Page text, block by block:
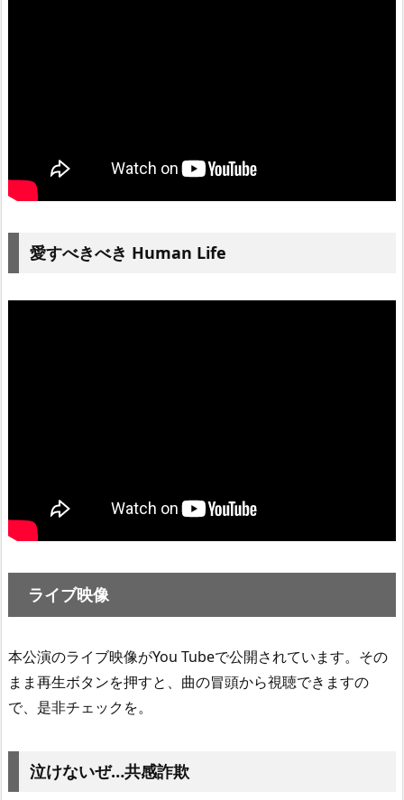
愛すべきべき Human Life
ライブ映像
本公演のライブ映像がYou Tubeで公開されています。その
まま再生ボタンを押すと、曲の冒頭から視聴できますの
で、是非チェックを。
泣けないぜ…共感詐欺